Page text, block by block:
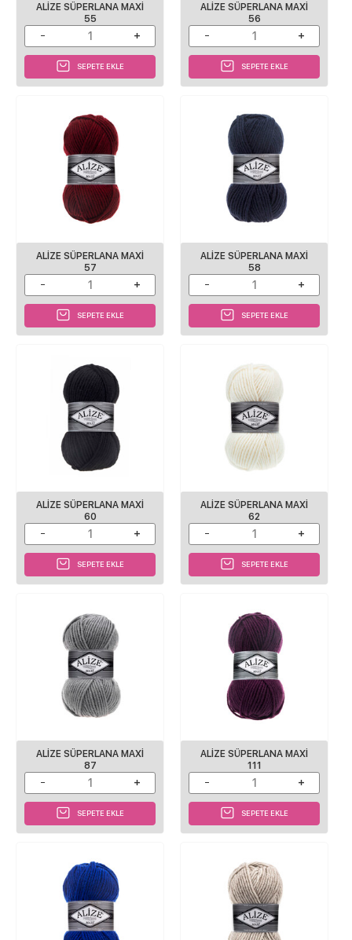
ALİZE SÜPERLANA MAXİ
55
SEPETE EKLE
ALİZE SÜPERLANA MAXİ
56
SEPETE EKLE
ALİZE SÜPERLANA MAXİ
57
SEPETE EKLE
ALİZE SÜPERLANA MAXİ
58
SEPETE EKLE
ALİZE SÜPERLANA MAXİ
60
SEPETE EKLE
ALİZE SÜPERLANA MAXİ
62
SEPETE EKLE
ALİZE SÜPERLANA MAXİ
87
SEPETE EKLE
ALİZE SÜPERLANA MAXİ
111
SEPETE EKLE